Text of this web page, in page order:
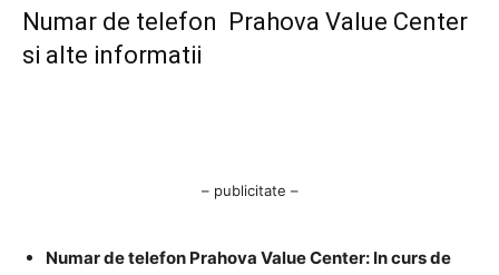
Numar de telefon Prahova Value Center
si alte informatii
– publicitate –
Numar de telefon Prahova Value Center: In curs de